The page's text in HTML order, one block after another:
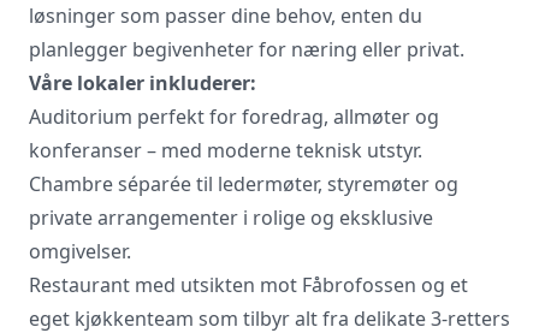
løsninger som passer dine behov, enten du
planlegger begivenheter for næring eller privat.
Våre lokaler inkluderer:
Auditorium perfekt for foredrag, allmøter og
konferanser – med moderne teknisk utstyr.
Chambre séparée til ledermøter, styremøter og
private arrangementer i rolige og eksklusive
omgivelser.
Restaurant med utsikten mot Fåbrofossen og et
eget kjøkkenteam som tilbyr alt fra delikate 3-retters
Vi innhenter uforpliktende tilbud, gir
råd og forhandler priser og
betingelser, bestiller på ønsket sted,
gjennomgår kontrakt og følger opp
viktige frister. Tjenesten er kostnadsfri
for deg som kunde, og det er ingen
påslag i prisene.
LUKK VINDU